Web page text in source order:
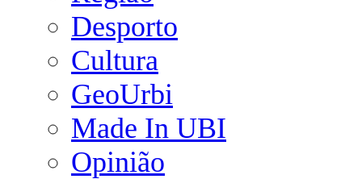
Desporto
Cultura
GeoUrbi
Made In UBI
Opinião